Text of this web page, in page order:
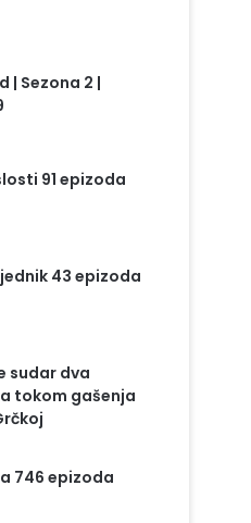
| Sezona 2 |
91 epizoda
43 epizoda
sudar dva
tokom gašenja
746 epizoda